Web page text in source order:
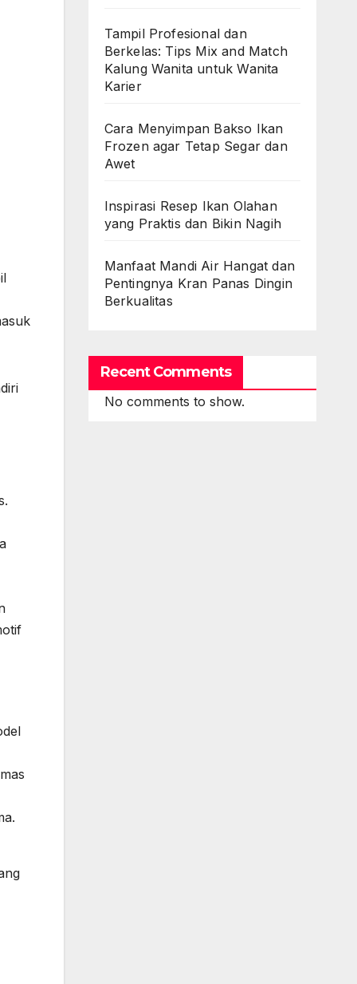
Tampil Profesional dan
Berkelas: Tips Mix and Match
Kalung Wanita untuk Wanita
Karier
Cara Menyimpan Bakso Ikan
Frozen agar Tetap Segar dan
Awet
Inspirasi Resep Ikan Olahan
yang Praktis dan Bikin Nagih
Manfaat Mandi Air Hangat dan
Pentingnya Kran Panas Dingin
Berkualitas
Recent Comments
No comments to show.